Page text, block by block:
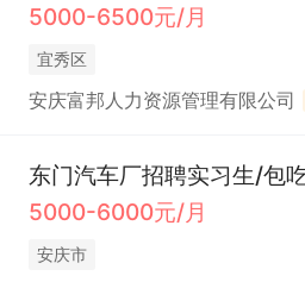
5000-6500元/月
宜秀区
安庆富邦人力资源管理有限公司
东门汽车厂招聘实习生/包
5000-6000元/月
安庆市